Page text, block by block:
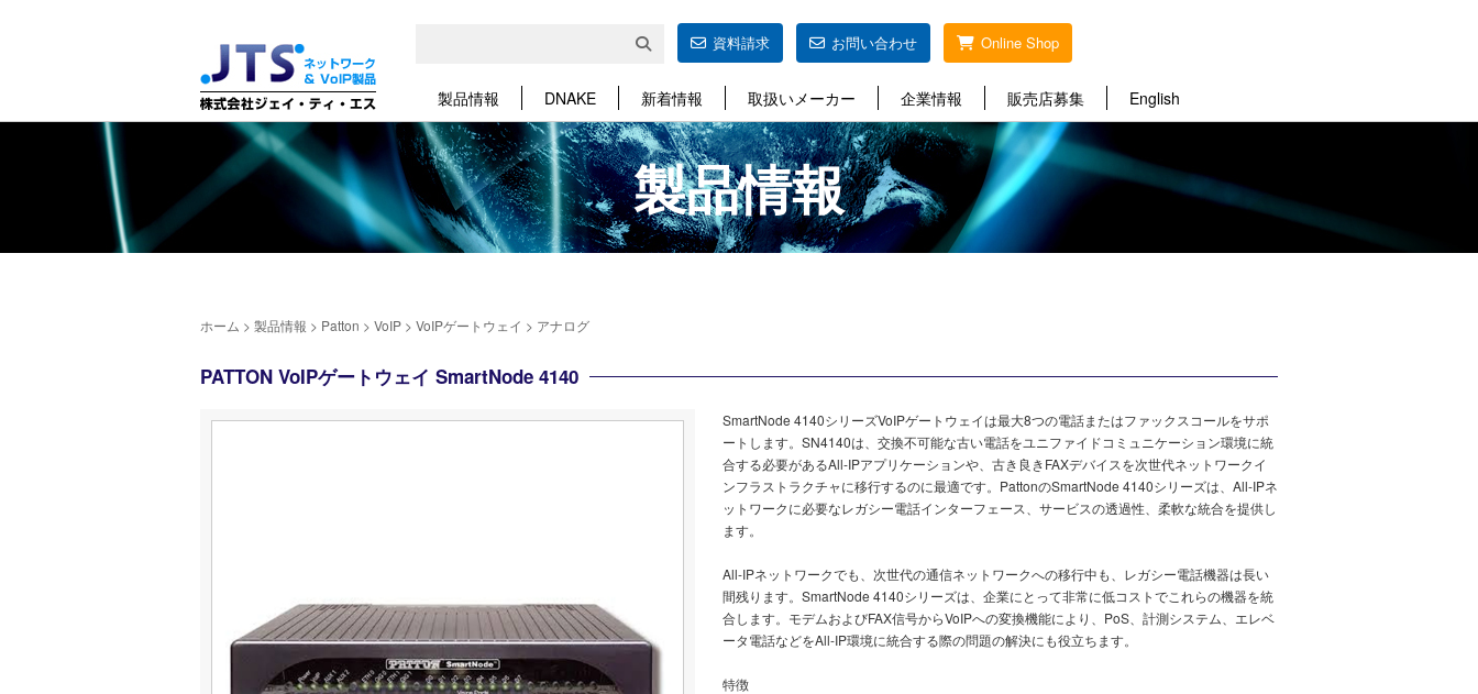
資料請求 お問い合わせ Online Shop
製品情報 DNAKE 新着情報 取扱いメーカー 企業情報 販売店募集 English
製品情報
ホーム > 製品情報 > Patton > VoIP > VoIPゲートウェイ > アナログ
PATTON VoIPゲートウェイ SmartNode 4140
SmartNode 4140シリーズVoIPゲートウェイは最大8つの電話またはファックスコールをサポ
ートします。SN4140は、交換不可能な古い電話をユニファイドコミュニケーション環境に統
合する必要があるAll-IPアプリケーションや、古き良きFAXデバイスを次世代ネットワークイ
ンフラストラクチャに移行するのに最適です。PattonのSmartNode 4140シリーズは、All-IPネ
ットワークに必要なレガシー電話インターフェース、サービスの透過性、柔軟な統合を提供し
ます。
All-IPネットワークでも、次世代の通信ネットワークへの移行中も、レガシー電話機器は長い
間残ります。SmartNode 4140シリーズは、企業にとって非常に低コストでこれらの機器を統
合します。モデムおよびFAX信号からVoIPへの変換機能により、PoS、計測システム、エレベ
ータ電話などをAll-IP環境に統合する際の問題の解決にも役立ちます。
特徴